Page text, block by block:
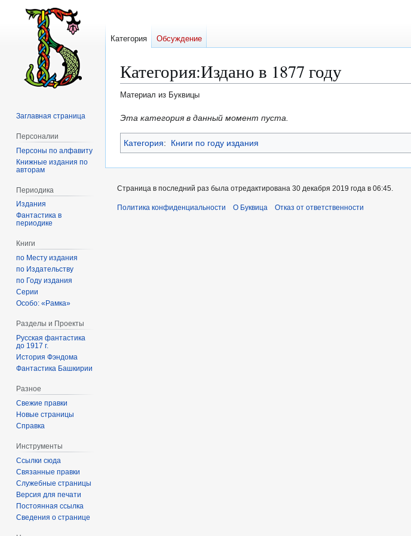
Категория:Издано в 1877 году
Материал из Буквицы
Перейти
навигации
Перейти
поиску
Эта категория в данный момент пуста.
Категория: Книги по году издания
Категория Обсуждение
Заглавная страница
Персоналии
Персоны по алфавиту
Книжные издания по
авторам
Периодика
Издания
Фантастика в
периодике
Книги
по Месту издания
по Издательству
по Году издания
Серии
Особо: «Рамка»
Разделы и Проекты
Русская фантастика
до 1917 г.
История Фэндома
Фантастика Башкирии
Разное
Свежие правки
Новые страницы
Справка
Инструменты
Ссылки сюда
Связанные правки
Служебные страницы
Версия для печати
Постоянная ссылка
Сведения о странице
Страница в последний раз была отредактирована 30 декабря 2019 года в 06:45.
Политика конфиденциальности О Буквица Отказ от ответственности